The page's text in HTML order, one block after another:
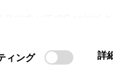
ィング 詳
住所 島根